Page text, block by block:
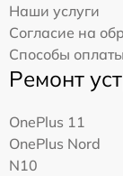
Наши услуги
Согласие на
Способы оплаты
Ремонт
OnePlus 11
OnePlus Nord
N10